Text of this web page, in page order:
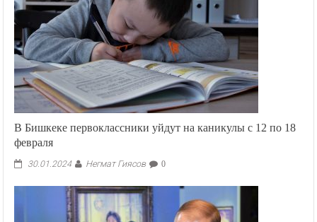
В Бишкеке первоклассники уйдут на каникулы с 12 по 18
февраля
30.01.2024 Негмат Гиясов 0